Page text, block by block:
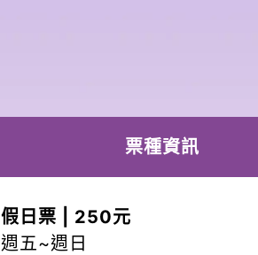
票種資訊
假日票 | 250元
週五~週日